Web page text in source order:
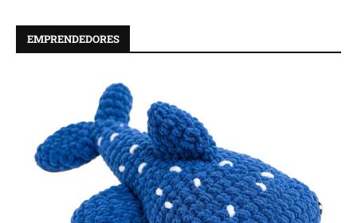
EMPRENDEDORES